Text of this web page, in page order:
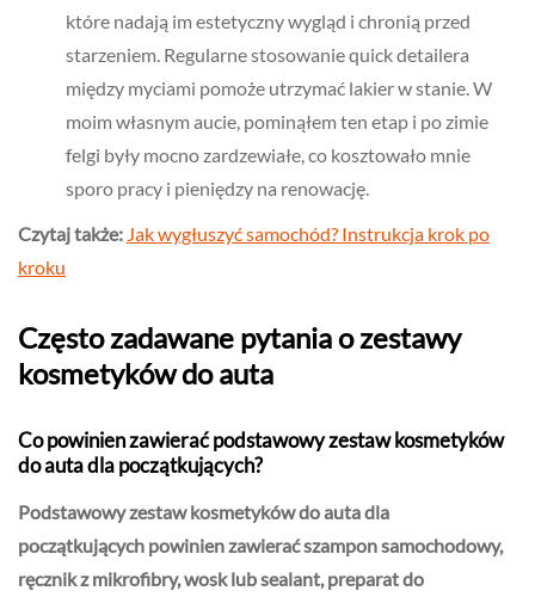
które nadają im estetyczny wygląd i chronią przed
starzeniem. Regularne stosowanie quick detailera
między myciami pomoże utrzymać lakier w stanie. W
moim własnym aucie, pominąłem ten etap i po zimie
felgi były mocno zardzewiałe, co kosztowało mnie
sporo pracy i pieniędzy na renowację.
Czytaj także: Jak wygłuszyć samochód? Instrukcja krok po
kroku
Często zadawane pytania o zestawy
kosmetyków do auta
Co powinien zawierać podstawowy zestaw kosmetyków
do auta dla początkujących?
Podstawowy zestaw kosmetyków do auta dla
początkujących powinien zawierać szampon samochodowy,
ręcznik z mikrofibry, wosk lub sealant, preparat do